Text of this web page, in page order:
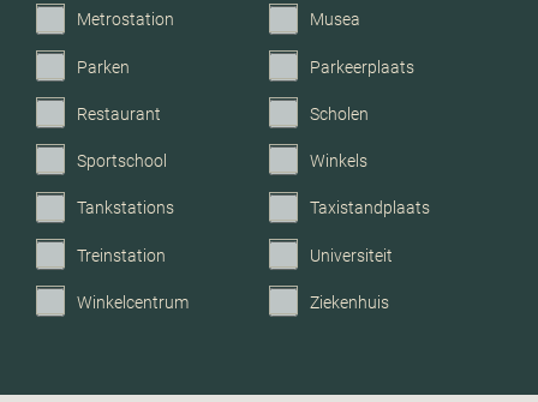
Parkeerfaciliteiten
eigen terrein
Garage
Metrostation Musea
Parken Parkeerplaats
Restaurant Scholen
Sportschool Winkels
Tankstations Taxistandplaats
Treinstation Universiteit
Winkelcentrum Ziekenhuis